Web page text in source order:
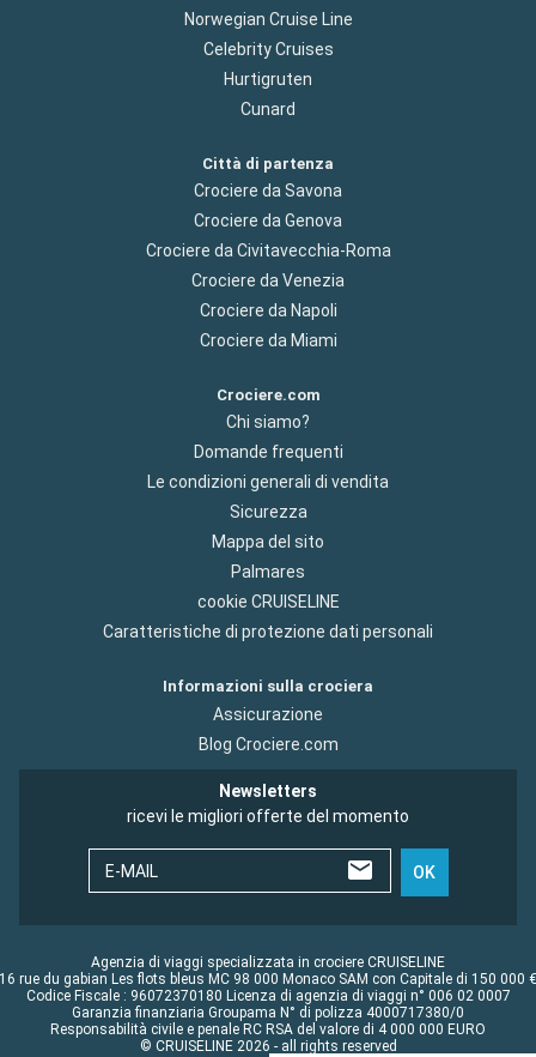
Norwegian Cruise Line
Celebrity Cruises
Hurtigruten
Cunard
Città di partenza
Crociere da Savona
Crociere da Genova
Crociere da Civitavecchia-Roma
Crociere da Venezia
Crociere da Napoli
Crociere da Miami
Crociere.com
Chi siamo?
Domande frequenti
Le condizioni generali di vendita
Sicurezza
Mappa del sito
Palmares
cookie CRUISELINE
Caratteristiche di protezione dati personali
Informazioni sulla crociera
Assicurazione
Blog Crociere.com
Newsletters
ricevi le migliori offerte del momento
E-MAIL OK
Agenzia di viaggi specializzata in crociere CRUISELINE
16 rue du gabian Les flots bleus MC 98 000 Monaco SAM con Capitale di 150 000 €
Codice Fiscale : 96072370180 Licenza di agenzia di viaggi n° 006 02 0007
Garanzia finanziaria Groupama N° di polizza 4000717380/0
Responsabilità civile e penale RC RSA del valore di 4 000 000 EURO
© CRUISELINE 2026 - all rights reserved